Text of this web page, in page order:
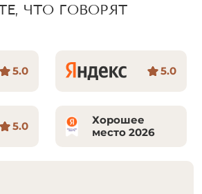
ЧТО ГОВОРЯТ
5.0 5.0
5.0
Хорошее
место 2026